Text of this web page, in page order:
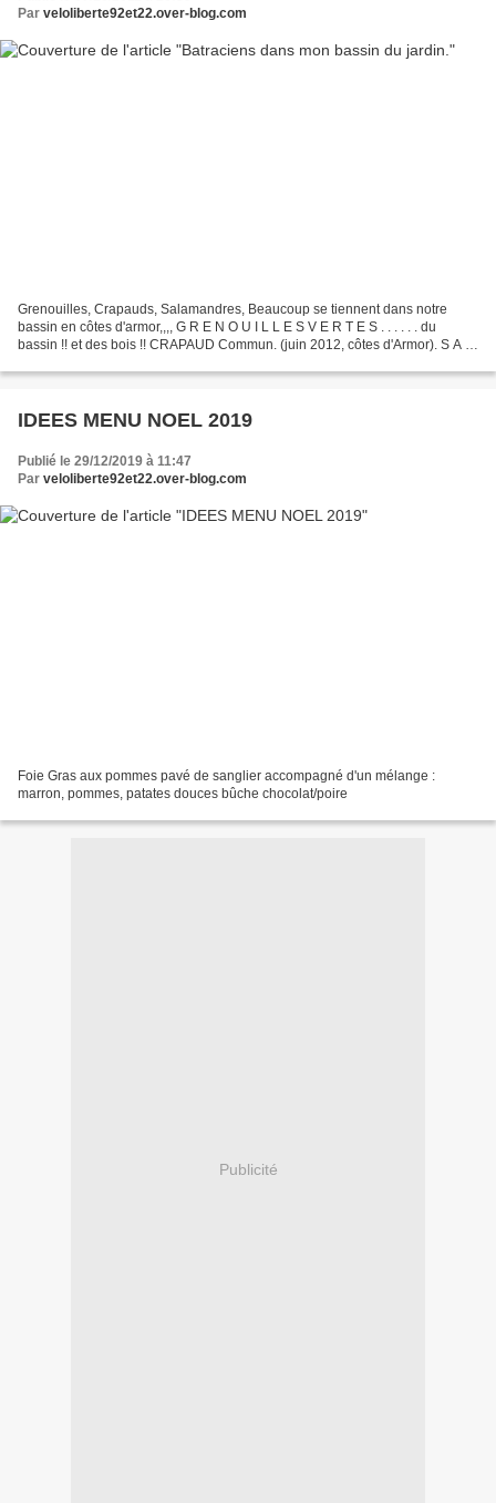
Par veloliberte92et22.over-blog.com
Grenouilles, Crapauds, Salamandres, Beaucoup se tiennent dans notre
bassin en côtes d'armor,,,, G R E N O U I L L E S V E R T E S . . . . . . du
bassin !! et des bois !! CRAPAUD Commun. (juin 2012, côtes d'Armor). S A L
IDEES MENU NOEL 2019
Publié le 29/12/2019 à 11:47
Par veloliberte92et22.over-blog.com
Foie Gras aux pommes pavé de sanglier accompagné d'un mélange :
marron, pommes, patates douces bûche chocolat/poire
Publicité